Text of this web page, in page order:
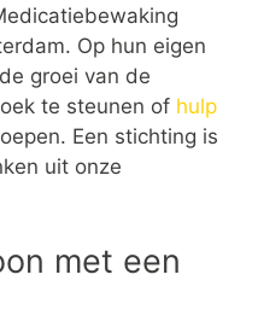
Op hun eigen
groei van de
te steunen of hulp
Een stichting is
uit onze
met een